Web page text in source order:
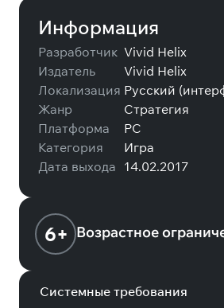
Информация
Разработчик Vivid Helix
Издатель
Vivid Helix
Локализация Русский
Жанр
Стратегия
Платформа
PC
Категория
Игра
Дата выхода 14.02.2017
6+ Возрастное
Системные требования